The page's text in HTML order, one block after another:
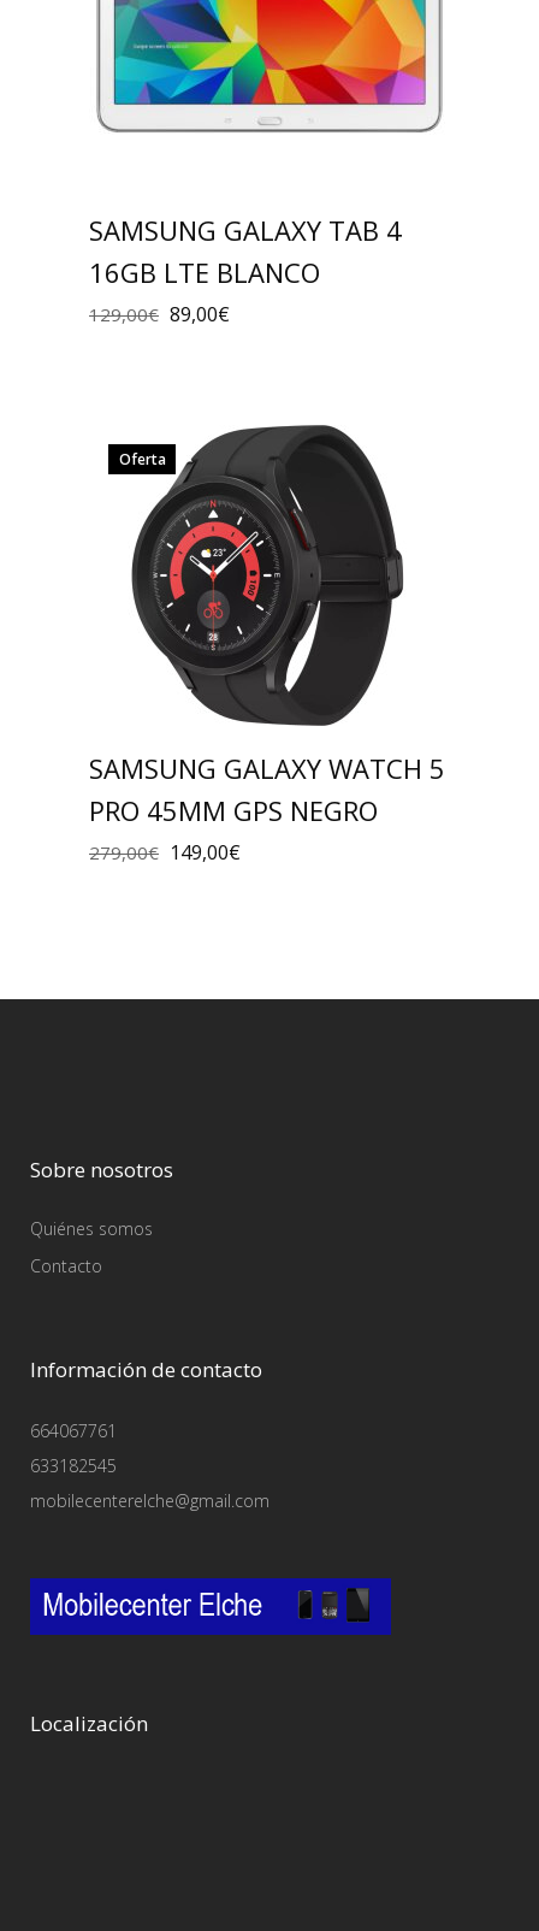
SAMSUNG GALAXY TAB 4
16GB LTE BLANCO
129,00€ 89,00€
Oferta
SAMSUNG GALAXY WATCH 5
PRO 45MM GPS NEGRO
279,00€ 149,00€
Sobre nosotros
Quiénes somos
Contacto
Información de contacto
664067761
633182545
mobilecenterelche@gmail.com
Localización